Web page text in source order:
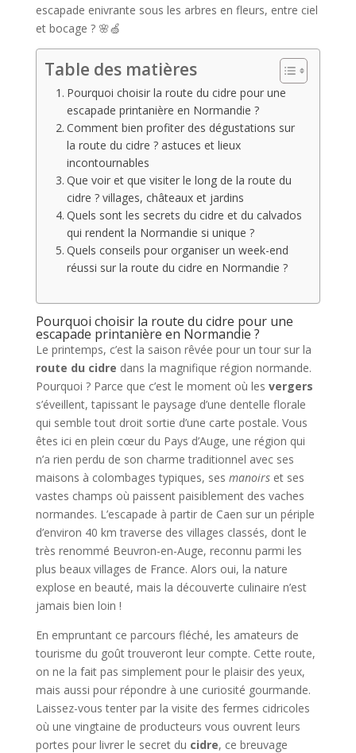
escapade enivrante sous les arbres en fleurs, entre ciel
et bocage ? 🌸🍏
Table des matières
Pourquoi choisir la route du cidre pour une
escapade printanière en Normandie ?
Comment bien profiter des dégustations sur
la route du cidre ? astuces et lieux
incontournables
Que voir et que visiter le long de la route du
cidre ? villages, châteaux et jardins
Quels sont les secrets du cidre et du calvados
qui rendent la Normandie si unique ?
Quels conseils pour organiser un week-end
réussi sur la route du cidre en Normandie ?
Pourquoi choisir la route du cidre pour une
escapade printanière en Normandie ?
Le printemps, c’est la saison rêvée pour un tour sur la
route du cidre dans la magnifique région normande.
Pourquoi ? Parce que c’est le moment où les vergers
s’éveillent, tapissant le paysage d’une dentelle florale
qui semble tout droit sortie d’une carte postale. Vous
êtes ici en plein cœur du Pays d’Auge, une région qui
n’a rien perdu de son charme traditionnel avec ses
maisons à colombages typiques, ses manoirset ses
vastes champs où paissent paisiblement des vaches
normandes. L’escapade à partir de Caen sur un périple
d’environ 40 km traverse des villages classés, dont le
très renommé Beuvron-en-Auge, reconnu parmi les
plus beaux villages de France. Alors oui, la nature
explose en beauté, mais la découverte culinaire n’est
jamais bien loin !
En empruntant ce parcours fléché, les amateurs de
tourisme du goût trouveront leur compte. Cette route,
on ne la fait pas simplement pour le plaisir des yeux,
mais aussi pour répondre à une curiosité gourmande.
Laissez-vous tenter par la visite des fermes cidricoles
où une vingtaine de producteurs vous ouvrent leurs
portes pour livrer le secret du cidre, ce breuvage